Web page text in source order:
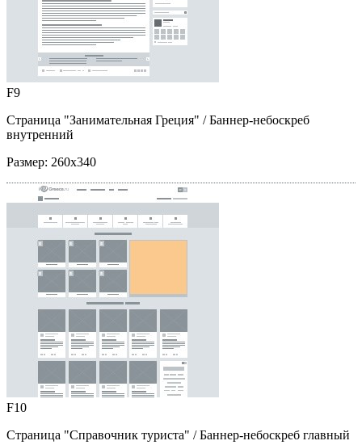
F9
Страница "Занимательная Греция" / Баннер-небоскреб
внутренний
Размер: 260x340
F10
Страница "Справочник туриста" / Баннер-небоскреб главный